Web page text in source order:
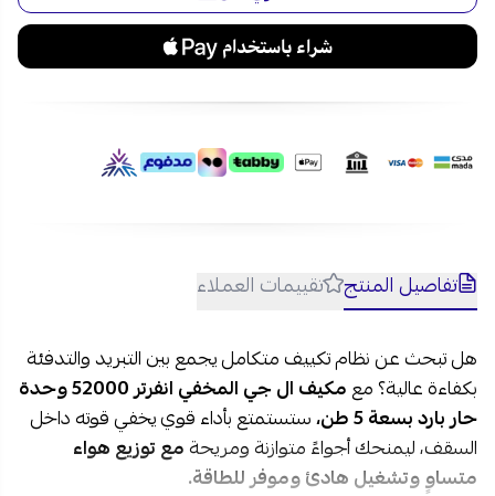
52000 وحدة حار بارد بسعة 5 طن مع شحن آمن وسريع لكافة
مدن السعودية وخيارات تقسيط مريحة على 4 دفعات بدون فوائد
عبر تمارا وتابي.
1- هل مكيف ال جي المخفي 5 طن مناسب للمساحات الكبيرة
جدًا؟
2- هل مكيف ال جي المخفي انفرتر موفّر للطاقة؟
تقنية الانفرتر من ال جي تضمن أداء مستقرًا مع استهلاك منخفض
تفاصيل المنتج تقييمات العملاء
هل تبحث عن نظام تكييف متكامل يجمع بين التبريد والتدفئة
بكفاءة عالية؟ مع
مكيف ال جي المخفي انفرتر 52000 وحدة
حار بارد بسعة 5 طن،
ستستمتع بأداء قوي يخفي قوته داخل
السقف، ليمنحك أجواءً متوازنة ومريحةمع توزيع هواء
متساوٍ وتشغيل هادئ وموفر للطاقة.